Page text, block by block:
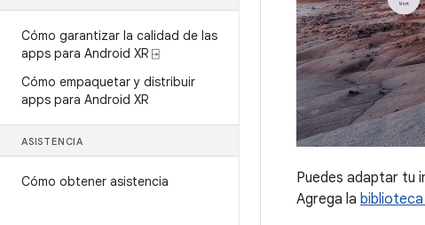
Cómo garantizar la calidad de las
apps para Android XR ⍈
Cómo empaquetar y distribuir
apps para Android XR
ASISTENCIA
Cómo obtener asistencia Puedes adaptar tu
Agrega la